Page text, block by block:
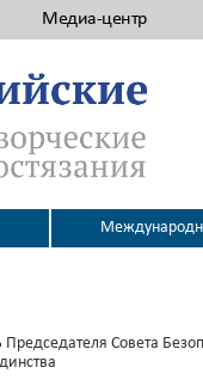
Медиа-центр
Председателя Совета